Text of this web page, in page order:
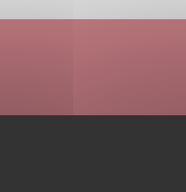
d'experts